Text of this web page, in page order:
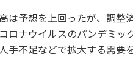
は予想を上回ったが、調整
ロナウイルスのパンデミッ
手不足などで拡大する需要